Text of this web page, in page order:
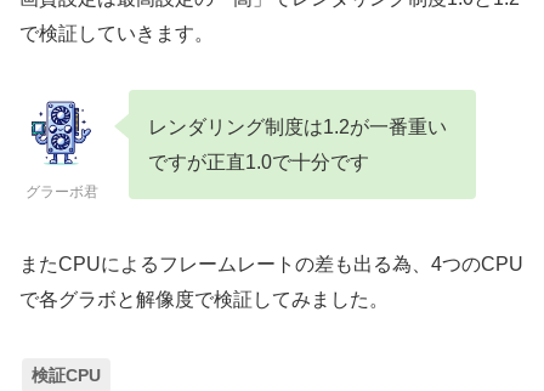
で検証していきます。
グラーボ君
レンダリング制度は1.2が一番重い
ですが正直1.0で十分です
またCPUによるフレームレートの差も出る為、4つのCPU
で各グラボと解像度で検証してみました。
検証CPU